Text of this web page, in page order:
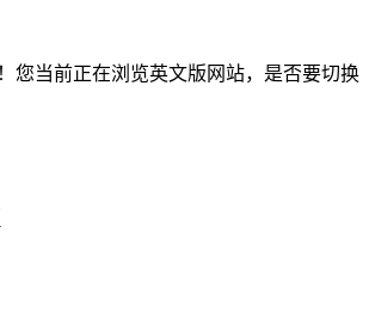
您当前正在浏览英文版网站，是否要切换